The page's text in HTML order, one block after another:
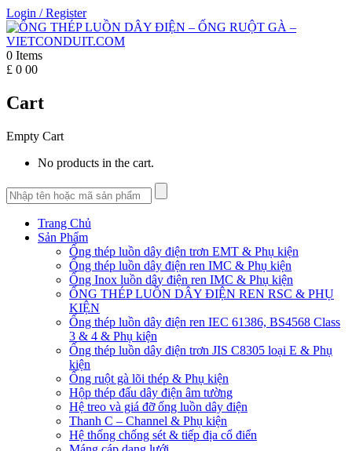
Login /Register
0 Items
£ 0 00
Cart
Empty Cart
No products in the cart.
Trang Chủ
Sản Phẩm
Ống thép luồn dây điện trơn EMT & Phụ kiện
Ống thép luồn dây điện ren IMC & Phụ kiện
Ống Inox luồn dây điện ren IMC & Phụ kiện
ỐNG THÉP LUỒN DÂY ĐIỆN REN RSC & PHỤ
KIỆN
Ống thép luồn dây điện ren IEC 61386, BS4568 Class
3 & 4 & Phụ kiện
Ống thép luồn dây điện trơn JIS C8305 loại E & Phụ
kiện
Ống ruột gà lõi thép & Phụ kiện
Hộp thép đấu dây điện âm tường
Hệ treo và giá đỡ ống luồn dây điện
Thanh C – Channel & Phụ kiện
Hệ thống chống sét & tiếp địa cổ điển